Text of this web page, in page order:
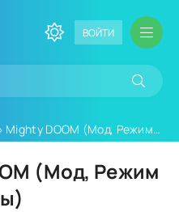
ВОЙТИ
Mighty DOOM (Мод, Режим бога, нет рекламы)
(Мод, Режим